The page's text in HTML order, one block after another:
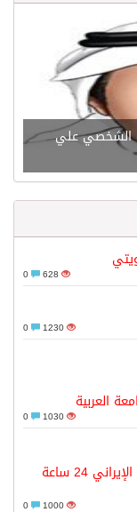
الشخصي علي
628
1230
العربية
1030
السعودية تمهل الملحق العسكري الإيراني 24 ساعة
1000